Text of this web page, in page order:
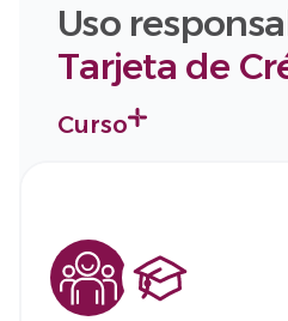
Uso
Tarjeta de
Curso